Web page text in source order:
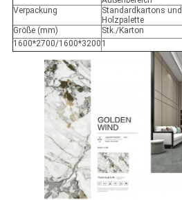
Verpackung
Standardkartons und
Holzpalette
Größe (mm)
Stk./Karton
1600*2700/1600*3200 1